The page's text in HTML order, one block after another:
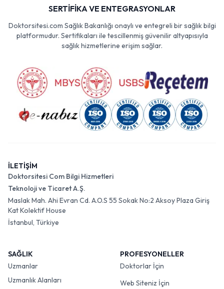
SERTİFİKA VE ENTEGRASYONLAR
Doktorsitesi.com Sağlık Bakanlığı onaylı ve entegreli bir sağlık bilgi
platformudur. Sertifikaları ile tescillenmiş güvenilir altyapısıyla
sağlık hizmetlerine erişim sağlar.
İLETİŞİM
Doktorsitesi Com Bilgi Hizmetleri
Teknoloji ve Ticaret A.Ş.
Maslak Mah. Ahi Evran Cd. A.O.S 55 Sokak No:2 Aksoy Plaza Giriş
Kat Kolektif House
İstanbul, Türkiye
SAĞLIK
Uzmanlar
Uzmanlık Alanları
PROFESYONELLER
Doktorlar İçin
Web Siteniz İçin